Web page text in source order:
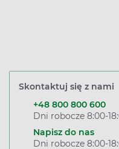
Skontaktuj się z nami
+48 800 800 600
Dni robocze 8:00-
Napisz do nas
Dni robocze 8:00-